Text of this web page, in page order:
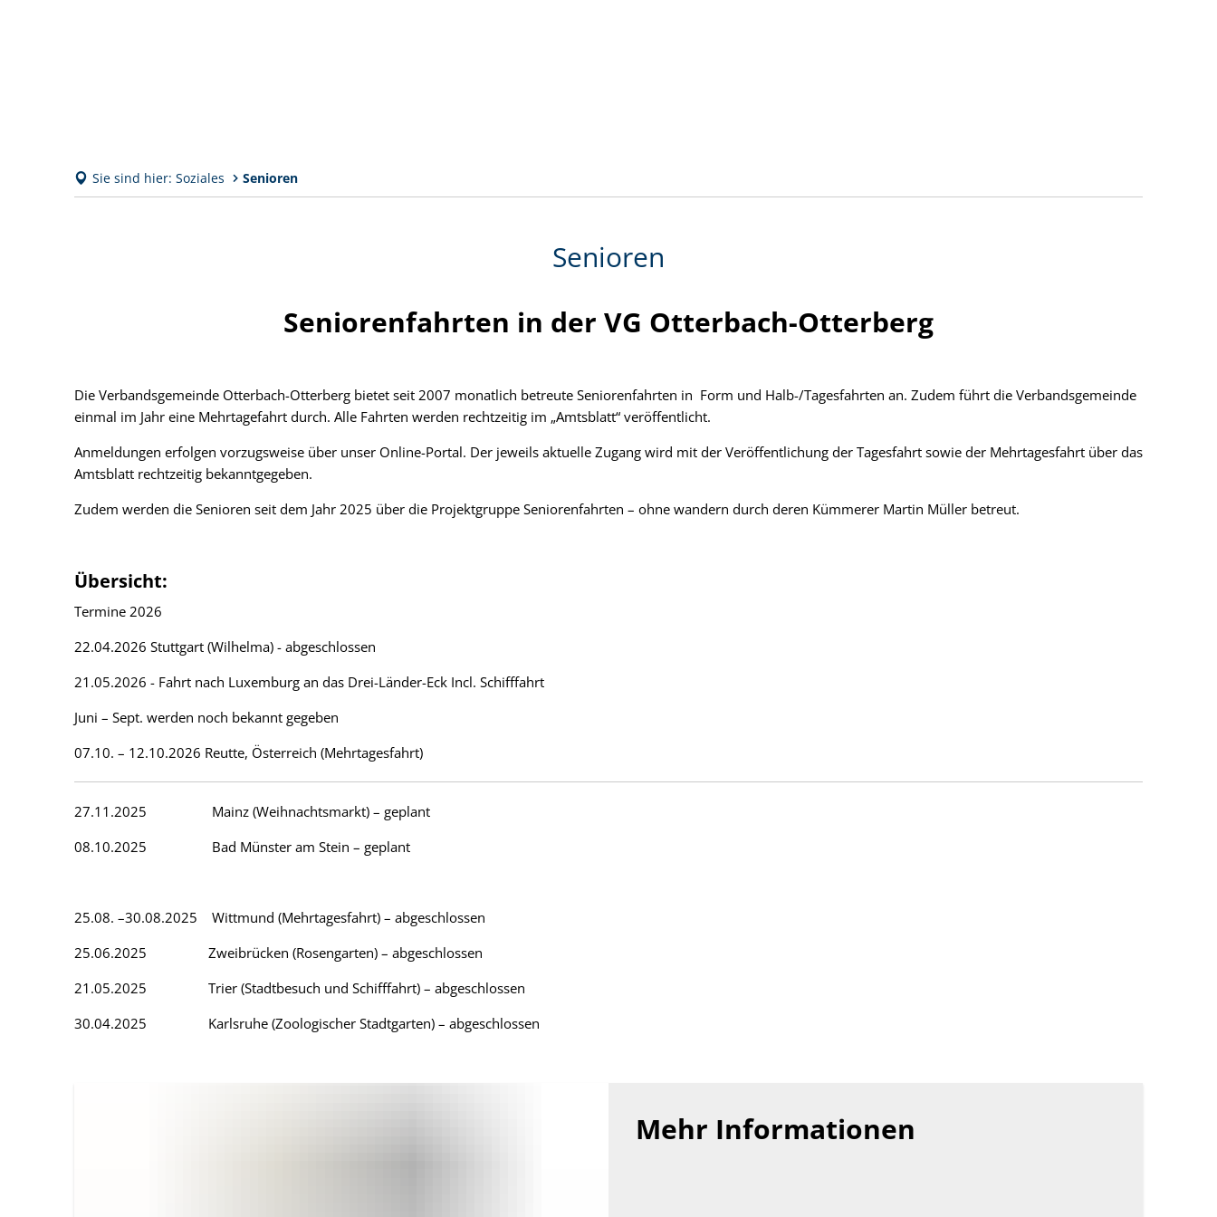
Sie sind hier: Soziales Senioren
Senioren
Seniorenfahrten in der VG Otterbach-Otterberg
Die Verbandsgemeinde Otterbach-Otterberg bietet seit 2007 monatlich betreute Seniorenfahrten in Form und Halb-/Tagesfahrten an. Zudem führt die Verbandsgemeinde
einmal im Jahr eine Mehrtagefahrt durch. Alle Fahrten werden rechtzeitig im „Amtsblatt“ veröffentlicht.
Anmeldungen erfolgen vorzugsweise über unser Online-Portal. Der jeweils aktuelle Zugang wird mit der Veröffentlichung der Tagesfahrt sowie der Mehrtagesfahrt über das
Amtsblatt rechtzeitig bekanntgegeben.
Zudem werden die Senioren seit dem Jahr 2025 über die Projektgruppe Seniorenfahrten – ohne wandern durch deren Kümmerer Martin Müller betreut.
Übersicht:
Termine 2026
22.04.2026 Stuttgart (Wilhelma) - abgeschlossen
21.05.2026 - Fahrt nach Luxemburg an das Drei-Länder-Eck Incl. Schifffahrt
Juni – Sept. werden noch bekannt gegeben
07.10. – 12.10.2026 Reutte, Österreich (Mehrtagesfahrt)
27.11.2025 Mainz (Weihnachtsmarkt) – geplant
08.10.2025 Bad Münster am Stein – geplant
25.08. –30.08.2025 Wittmund (Mehrtagesfahrt) – abgeschlossen
25.06.2025 Zweibrücken (Rosengarten) – abgeschlossen
21.05.2025 Trier (Stadtbesuch und Schifffahrt) – abgeschlossen
30.04.2025 Karlsruhe (Zoologischer Stadtgarten) – abgeschlossen
Mehr Informationen